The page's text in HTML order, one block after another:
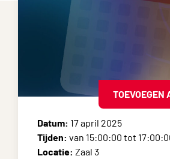
TOEVOEGEN
Datum: 17 april 2025
Tijden: van 15:00:00 tot
Locatie: Zaal 3